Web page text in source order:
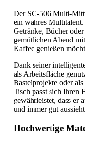
Der SC-506 Multi-
ein wahres Multitalent.
Getränke, Bücher
gemütlichen Abend
Kaffee genießen
Dank seiner
als Arbeitsfläche
Bastelprojekte oder
Tisch passt sich Ihren
gewährleistet, dass er
und immer gut
Hochwertige